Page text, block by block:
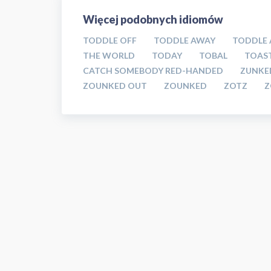
Więcej podobnych idiomów
TODDLE OFF TODDLE AWAY
TODDLE
THE WORLD
TODAY TOBAL
CATCH SOMEBODY RED-HANDED
ZOUNKED OUT
ZOUNKED ZOTZ